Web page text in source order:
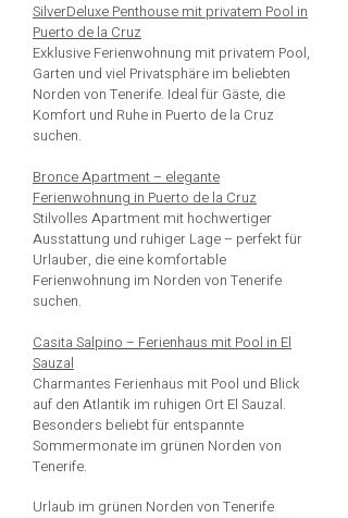
SilverDeluxe Penthouse mit privatem Pool in
Puerto de la Cruz
Exklusive Ferienwohnung mit privatem Pool,
Garten und viel Privatsphäre im beliebten
Norden von Tenerife. Ideal für Gäste, die
Komfort und Ruhe in Puerto de la Cruz
suchen.
Bronce Apartment – elegante
Ferienwohnung in Puerto de la Cruz
Stilvolles Apartment mit hochwertiger
Ausstattung und ruhiger Lage – perfekt für
Urlauber, die eine komfortable
Ferienwohnung im Norden von Tenerife
suchen.
Casita Salpino – Ferienhaus mit Pool in El
Sauzal
Charmantes Ferienhaus mit Pool und Blick
auf den Atlantik im ruhigen Ort El Sauzal.
Besonders beliebt für entspannte
Sommermonate im grünen Norden von
Tenerife.
Urlaub im grünen Norden von Tenerife